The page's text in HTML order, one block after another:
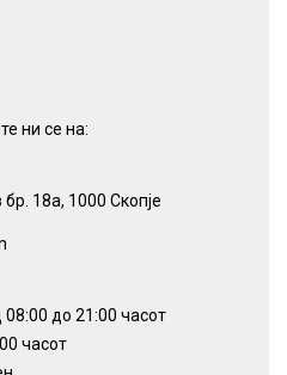
ни се на:
18а, 1000 Скопје
до 21:00 часот
часот